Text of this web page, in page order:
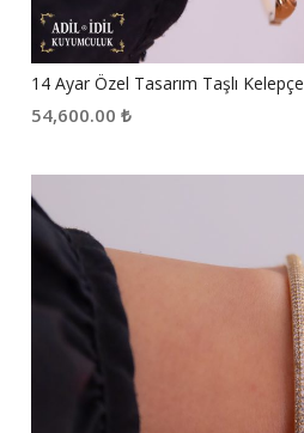
14 Ayar Özel Tasarım Taşlı Kelepçe
54,600.00 ₺